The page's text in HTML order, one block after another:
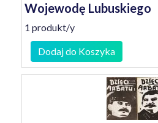
Wojewodę Lubuskiego
1 produkt/y
Dodaj do Koszyka